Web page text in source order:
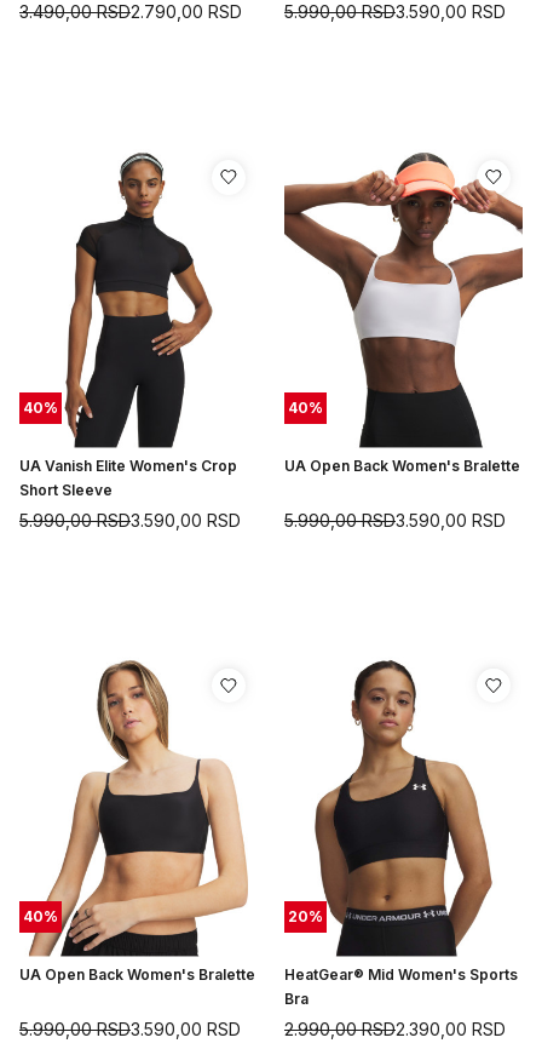
2.790,00 RSD
3.490,00RSD 3.590,00 RSD
5.990,00RSD
40%
UA Vanish Elite Women's Crop
Short Sleeve
3.590,00 RSD
5.990,00RSD
40%
UA Open Back Women's Bralette
3.590,00 RSD
5.990,00RSD
40%
UA Open Back Women's Bralette
3.590,00 RSD
5.990,00RSD
20%
HeatGear® Mid Women's Sports
Bra
2.390,00 RSD
2.990,00RSD